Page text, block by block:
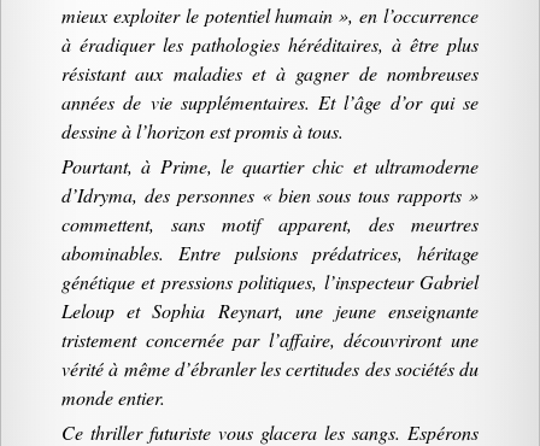
mieux exploiter le potentiel humain », en l’occurrence
à éradiquer les pathologies héréditaires, à être plus
résistant aux maladies et à gagner de nombreuses
années de vie supplémentaires. Et l’âge d’or qui se
dessine à l’horizon est promis à tous.
Pourtant, à Prime, le quartier chic et ultramoderne
d’Idryma, des personnes « bien sous tous rapports »
commettent, sans motif apparent, des meurtres
abominables. Entre pulsions prédatrices, héritage
génétique et pressions politiques, l’inspecteur Gabriel
Leloup et Sophia Reynart, une jeune enseignante
tristement concernée par l’affaire, découvriront une
vérité à même d’ébranler les certitudes des sociétés du
monde entier.
Ce thriller futuriste vous glacera les sangs. Espérons